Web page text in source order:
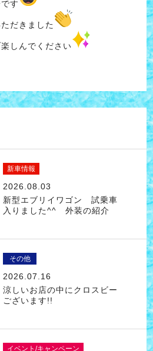
す
だきました
しんでください
新車情報
2026.08.03
新型エブリイワゴン 試乗車
入りました^^ 外装の紹介
その他
2026.07.16
涼しいお店の中にクロスビー
ございます!!
イベント/キャンペーン